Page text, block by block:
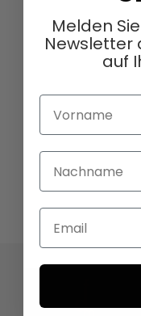
Melden
Newsletter
auf
Vorname
Nachname
Email